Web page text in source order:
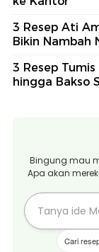
3 Resep Ati
Bikin Nambah
3 Resep
hingga Bakso
Bingung mau
Apa akan
Cari